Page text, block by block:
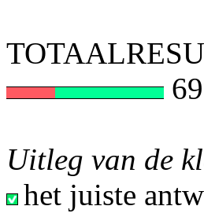
Uitleg van de
het juiste